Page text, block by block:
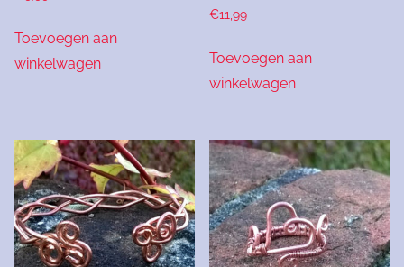
Toevoegen aan
winkelwagen
€11,99
Toevoegen aan
winkelwagen